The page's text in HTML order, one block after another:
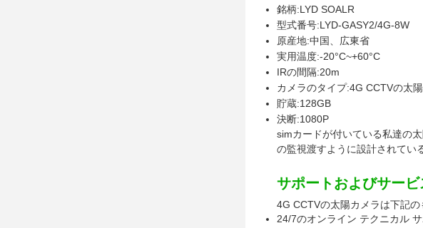
銘柄:LYD SOALR
型式番号:LYD-GASY2/4G-8W
原産地:中国、広東省
実用温度:-20°C~+60°C
IRの間隔:20m
カメラのタイプ:4G CCTVの太
貯蔵:128GB
決断:1080P
simカードが付いている私達の
の監視渡すように設計されてい
サポートおよびサービ
4G CCTVの太陽カメラは下記
24/7のオンライン テクニカル サ